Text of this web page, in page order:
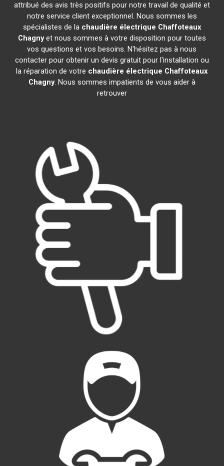
attribué des avis très positifs pour notre travail de qualité et
notre service client exceptionnel. Nous sommes les
spécialistes de la chaudière électrique Chaffoteaux
Chagnyet nous sommes à votre disposition pour toutes
vos questions et vos besoins. N'hésitez pas à nous
contacter pour obtenir un devis gratuit pour l'installation ou
la réparation de votre chaudière électrique Chaffoteaux
Chagny. Nous sommes impatients de vous aider à
retrouver